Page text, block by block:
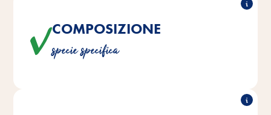
COMPOSIZIONE
specie specifica
Tutti gli ingredienti si adattano perfettamente alle
esigenze dei diversi tipi di alimentazione.